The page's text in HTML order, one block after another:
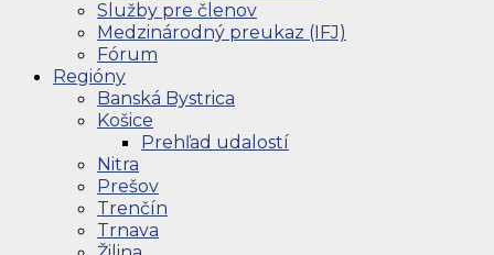
Služby pre členov
Medzinárodný preukaz (IFJ)
Fórum
Regióny
Banská Bystrica
Košice
Prehľad udalostí
Nitra
Prešov
Trenčín
Trnava